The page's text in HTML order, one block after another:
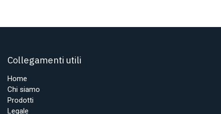
Collegamenti utili
Home
Chi siamo
Prodotti
Legale